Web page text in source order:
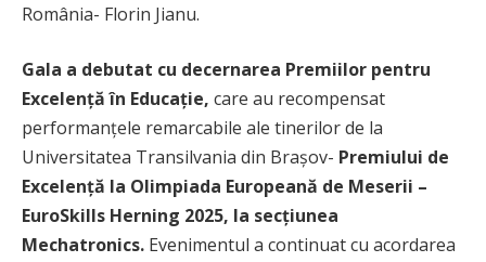
România- Florin Jianu.
Gala a debutat cu decernarea Premiilor pentru
Excelență în Educație, care au recompensat
performanțele remarcabile ale tinerilor de la
Universitatea Transilvania din Brașov- Premiului de
Excelență la Olimpiada Europeană de Meserii –
EuroSkills Herning 2025, la secțiunea
Mechatronics. Evenimentul a continuat cu acordarea